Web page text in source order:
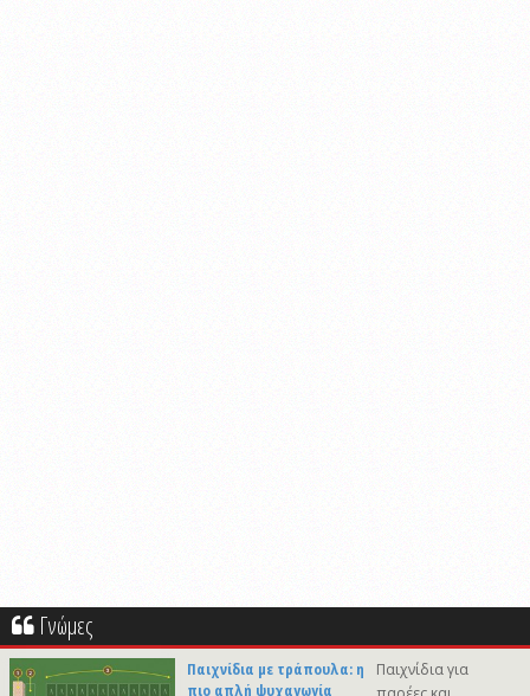
Γνώμες
Παιχνίδια με τράπουλα: η
πιο απλή ψυχαγωγία
Παιχνίδια για